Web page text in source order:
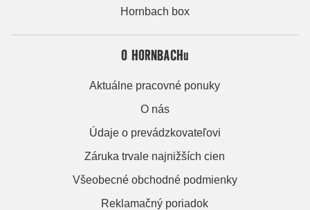
Hornbach box
O HORNBACHu
Aktuálne pracovné ponuky
O nás
Údaje o prevádzkovateľovi
Záruka trvale najnižších cien
Všeobecné obchodné podmienky
Reklamačný poriadok